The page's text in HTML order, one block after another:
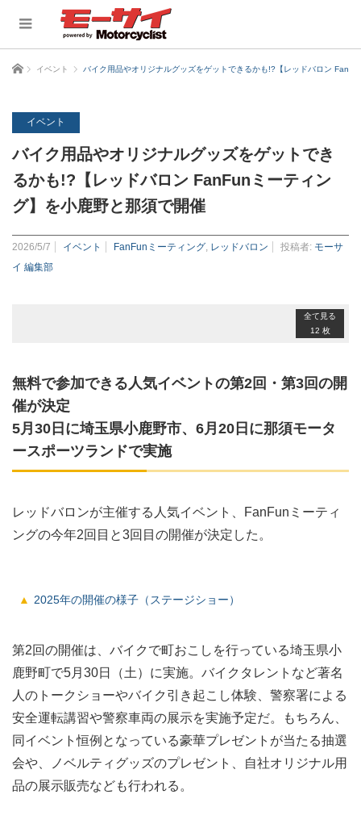
ホーム イベント バイク用品やオリジナルグッズをゲットできるかも!?【レッドバロン
イベント
バイク用品やオリジナルグッズをゲットでき
るかも!?【レッドバロン FanFunミーティン
グ】を小鹿野と那須で開催
2026/5/7 イベント FanFunミーティング レッドバロン 投稿者: モーサ
イ 編集部
全て見る
12 枚
無料で参加できる人気イベントの第2回・第3回の開
催が決定
5月30日に埼玉県小鹿野市、6月20日に那須モータ
ースポーツランドで実施
レッドバロンが主催する人気イベント、FanFunミーティ
ングの今年2回目と3回目の開催が決定した。
2025年の開催の様子（ステージショー）
第2回の開催は、バイクで町おこしを行っている埼玉県小
鹿野町で5月30日（土）に実施。バイクタレントなど著名
人のトークショーやバイク引き起こし体験、警察署による
安全運転講習や警察車両の展示を実施予定だ。もちろん、
同イベント恒例となっている豪華プレゼントが当たる抽選
会や、ノベルティグッズのプレゼント、自社オリジナル用
品の展示販売なども行われる。